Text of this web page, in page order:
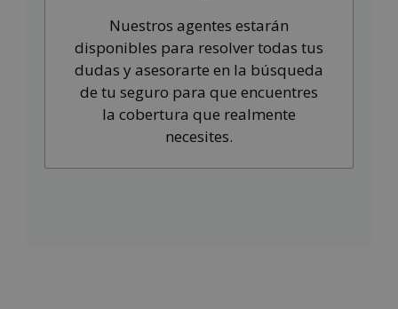
Nuestros agentes estarán
disponibles para resolver todas tus
dudas y asesorarte en la búsqueda
de tu seguro para que encuentres
la cobertura que realmente
necesites.